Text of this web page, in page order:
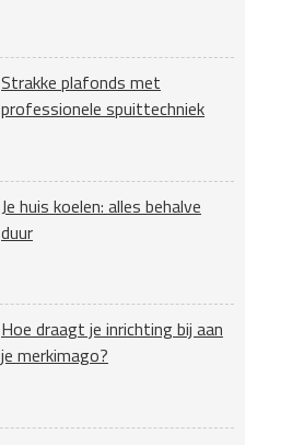
Strakke plafonds met
professionele spuittechniek
Je huis koelen: alles behalve
duur
Hoe draagt je inrichting bij aan
je merkimago?